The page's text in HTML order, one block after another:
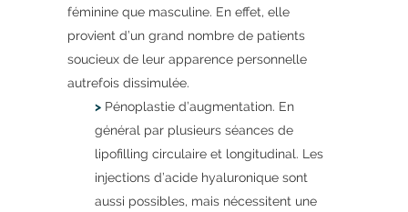
féminine que masculine. En effet, elle
provient d’un grand nombre de patients
soucieux de leur apparence personnelle
autrefois dissimulée.
> Pénoplastie d’augmentation. En
général par plusieurs séances de
lipofilling circulaire et longitudinal. Les
injections d’acide hyaluronique sont
aussi possibles, mais nécessitent une